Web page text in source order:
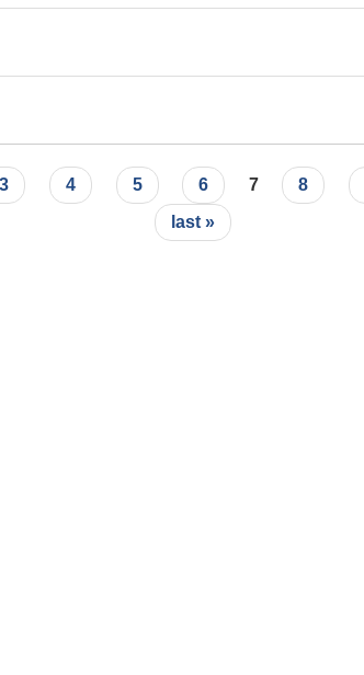
3 4 5 6 7 8
last »